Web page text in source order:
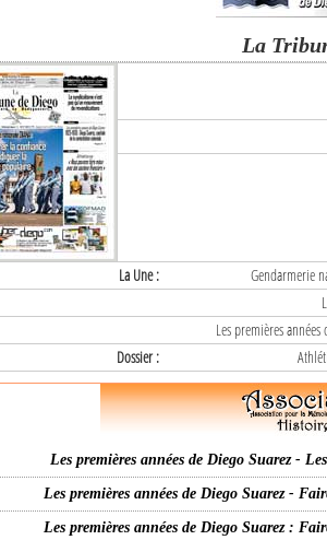
La
La Une :
Gendarmerie
Les premières
Dossier :
Les premières années de Diego Suarez -
Les premières années de Diego Suarez -
Les premières années de Diego Suarez :